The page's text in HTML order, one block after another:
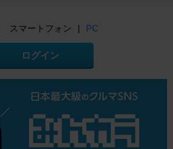
スマートフォン | PC
ログイン